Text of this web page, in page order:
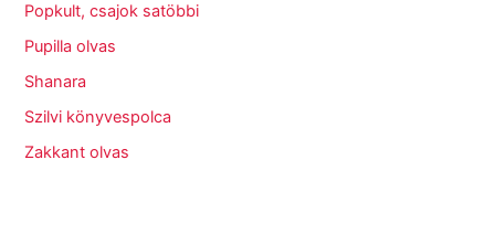
Popkult, csajok satöbbi
Pupilla olvas
Shanara
Szilvi könyvespolca
Zakkant olvas